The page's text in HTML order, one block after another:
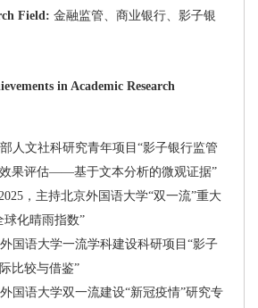
Field: 金融监管、商业银行、影子银
in Academic Research
人文社科研究青年项目“影子银行监管
果评估——基于文本分析的微观证据”
，主持北京外国语大学“双一流”重大
球化晴雨指数”
国语大学一流学科建设科研项目“影子
比较与借鉴”
国语大学双一流建设“新冠疫情”研究专